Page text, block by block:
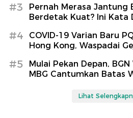
#3
Pernah Merasa Jantung
Berdetak Kuat? Ini Kata
#4
COVID-19 Varian Baru
Hong Kong, Waspadai
#5
Mulai Pekan Depan,
MBG Cantumkan Batas
Lihat